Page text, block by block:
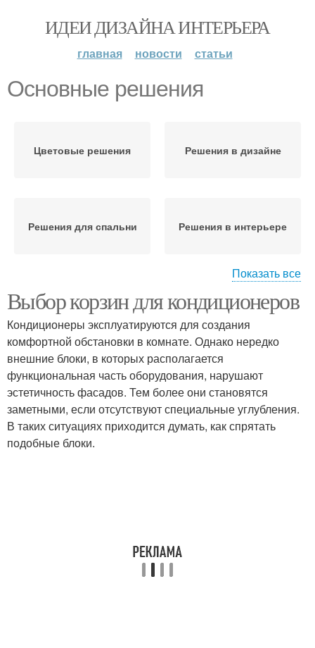
ИДЕИ ДИЗАЙНА ИНТЕРЬЕРА
главная новости статьи
Основные решения
Цветовые решения Решения в дизайне
Решения для спальни Решения в интерьере
Цветовое решение
Показать все
Выбор корзин для кондиционеров
Кондиционеры эксплуатируются для создания
комфортной обстановки в комнате. Однако нередко
внешние блоки, в которых располагается
функциональная часть оборудования, нарушают
эстетичность фасадов. Тем более они становятся
заметными, если отсутствуют специальные углубления.
В таких ситуациях приходится думать, как спрятать
подобные блоки.